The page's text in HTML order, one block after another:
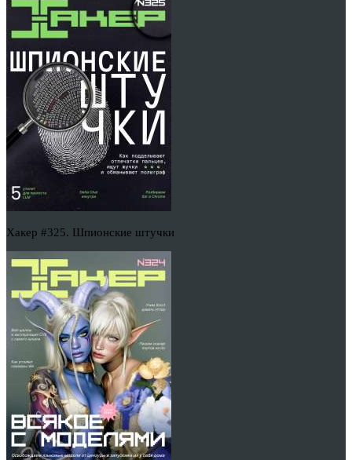
Хакер #325. Шпионские штучки